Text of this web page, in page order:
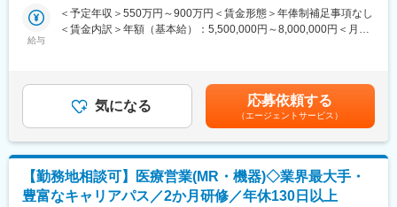
としても、別のプロジェクトにチャレンジしたい場合は断ること
もできます。また、定期的な面談を通じて、その時々に応じたプ
■同社について：
同社は、医療機器・製薬メーカーの営業領域を支援するCSOと呼
「このエリアで営業活動を拡大したい」といったようなメーカー
からのオーダーに対し自社の社員を派遣しています。同社では転
職せずに様々な医薬品・医療機器を経験し、自身に合った営業ス
タイルを探ることが可能です。また、同社では全国転勤ではなく
躍し、自らが望むキャリアを実現させています。また、育児や介
護が必要な方でも、仕事との両立ができるよう選考時の段階から
・多数の教育支援体制…独自の研修制度による育成環境や、女性
管理職のキャリアアップを支援する「ダイバーシティ・プロジェ
クト」等の持続的な成長をバックアップする環境があります。
しています。またサイネオス・ヘルス米国本体では、CSO事業だ
けではなく製薬企業をクライアントとしたプロダクトマーケティ
ング・ブランド戦略・広告代理業・CMRなど多岐に渡るサービス
ートワーク含む）
給与
＜予定年収＞550万円～900万円＜賃金形態＞年俸制補足事項なし
＜賃金内訳＞年額（基本給）：5,500,000円～8,000,000円＜月額
額)は固定手当を含めた表記です。
気になる 応募依頼する
（エージェントサービス）
【勤務地相談可】医療営業(MR・機器)◇業界最大手・
豊富なキャリアパス／2か月研修／年休130日以上